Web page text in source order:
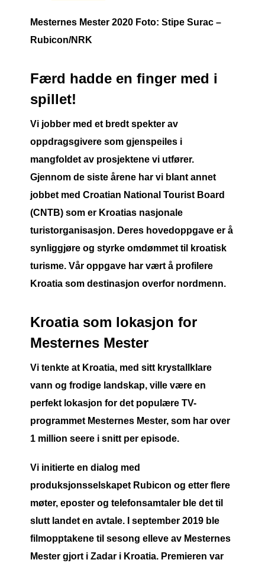
Mesternes Mester 2020 Foto: Stipe Surac –
Rubicon/NRK
Færd hadde en finger med i
spillet!
Vi jobber med et bredt spekter av
oppdragsgivere som gjenspeiles i
mangfoldet av prosjektene vi utfører.
Gjennom de siste årene har vi blant annet
jobbet med Croatian National Tourist Board
(CNTB) som er Kroatias nasjonale
turistorganisasjon. Deres hovedoppgave er å
synliggjøre og styrke omdømmet til kroatisk
turisme. Vår oppgave har vært å profilere
Kroatia som destinasjon overfor nordmenn.
Kroatia som lokasjon for
Mesternes Mester
Vi tenkte at Kroatia, med sitt krystallklare
vann og frodige landskap, ville være en
perfekt lokasjon for det populære TV-
programmet Mesternes Mester, som har over
1 million seere i snitt per episode.
Vi initierte en dialog med
produksjonsselskapet Rubicon og etter flere
møter, eposter og telefonsamtaler ble det til
slutt landet en avtale. I september 2019 ble
filmopptakene til sesong elleve av Mesternes
Mester gjort i Zadar i Kroatia. Premieren var